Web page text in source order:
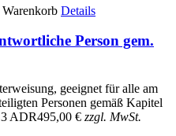
Details
Person gem.
geeignet für alle am
Personen gemäß Kapitel
ADR495,00 € zzgl. MwSt.